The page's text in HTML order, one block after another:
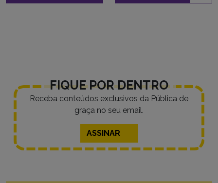
FIQUE POR DENTRO
Receba conteúdos exclusivos da Pública de
graça no seu email.
ASSINAR